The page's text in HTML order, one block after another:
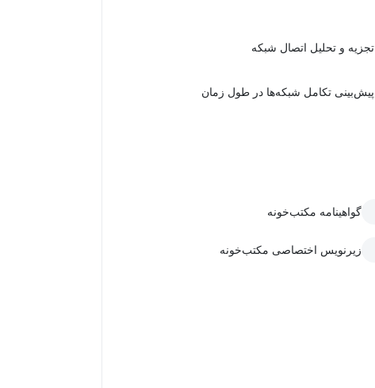
تجزیه و تحلیل اتصال شبکه
پیش‌بینی تکامل شبکه‌ها در طول زمان
گواهینامه مکتب‌خونه
زیرنویس اختصاصی مکتب‌خونه